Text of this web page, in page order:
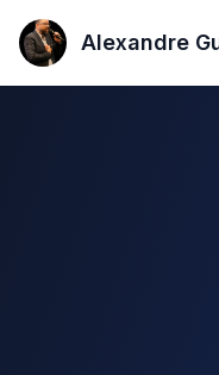
Alexandre Guimarães
Alexandre